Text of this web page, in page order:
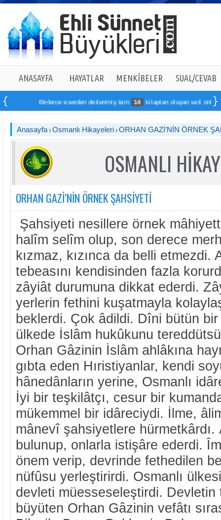
ANASAYFA HAYATLAR MENKÎBELER SUAL/CEVAB
Binlerce eserden derlenmiş tam 14 kitaptan oluşan seti online sipariş
Anasayfa Osmanlı Hikayeleri ORHAN GAZİ’NİN ÖRNEK
OSMANLI
ORHAN GAZİ’NİN ÖRNEK ŞAHSİYETİ
Şahsiyeti nesillere örnek
halîm selîm olup, son derece
kızmaz, kızınca da belli etmezdi.
tebeasını kendisinden fazla
zâyiât durumuna dikkat ederdi.
yerlerin fethini kuşatmayla
beklerdi. Çok âdildi. Dîni bütün
ülkede İslâm hukûkunu
Orhan Gâzinin İslâm ahlâkına
gıbta eden Hıristiyanlar, kendi
hânedânların yerine, Osmanlı
İyi bir teşkilâtçı, cesur bir
mükemmel bir idâreciydi. İlme,
mânevî şahsiyetlere
bulunup, onlarla istişâre ederdi.
önem verip, devrinde fethedilen
nüfûsu yerleştirirdi. Osmanlı
devleti müesseseleştirdi. Devletin
büyüten Orhan Gâzinin vefâtı